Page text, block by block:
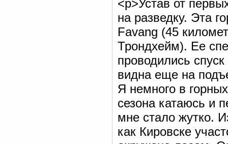
<р>Устав от первых четырех дней катания, мы двинули в Kvitfjell на разведку. Эта гора высотой 1025м находится напротив городка Favang (45 километров севернее Лиллехаммера по шоссе E6 на Трондхейм). Ее специально построили к Олимпиаде 94 года. Там проводились спуск и супергигант у мужчин. Спусковая трасса видна еще на подъезде, километров с пяти. Выглядит это... ойй... Я немного в горных лыжах как-бы типа понимаю, двадцать два сезона катаюсь и первый разряд когда-то имел. Но прям скажем, мне стало жутко. Извилистая и очень крутая трасса (примерно как Кировске участок у трамплинов) со многими перегибами окружена лесом. Она черная на протяжении трех с половиной километров, два участка с тремя ромбами. Выкат проходит над туннелями железной и автодороги. Наверх идет кресло, оно доходит примерно на 2/3 высоты. Там же есть кафешка, строят гостиницу. Еще наверх идет автодорога, но по этому серпантину ехать минут двадцать, если не больше, а кресло доходит за 15 минут. Кстати, на этом подъемнике на креслах есть веревочка (или веревочная лестница) для спуска в случае чего. Наверху стоят четыре бугеля с одной стороны горы, и один с другой, вдоль них есть и сплошь красные, и сплошь зеленые трассы. Поднявшись на двух бугелях, попадаешь к стартовому домику спуска. Да, от верхней станции кресла вниз идет еще просека серпантином — по ней ходят ратраки. Мне неясно, ратрачат там черную трассу или нет. Ратрак на такой уклон может забраться только на лебедке, а если будет спускаться, то водила выпадет из кресла и будет болтаться по лобовому стеклу (если, конечно, не пристегнется ремнем;). <р>Ну вот, приехали мы в Квитфьель на разведку и видим — ба, начинается квалификация Кубка Мира! Народу никого, только телевидение и несколько журналистов. Можно подойти прямо к финишу. Cтартовый протокол висит, а там, елы-палы, Paul Accola (он, кстати, был заявлен, но не приехал), A.J. Kitt, ну и прочие люди той же степени почетности. Ну, скажу я вам, лоси они совершенно конкретные. Килограмм за 90 все, ноги раскачаны -- будьте-нате. Cтрашное дело — большой спорт. На снаряге разных фирм заметны следы ручной работы. Часто встречается красный Salomon с виброгасителями, желто-зеленая Nordica (опять же, со следами ручной работы). Да, спуск они ходят со специальной накладкой вдоль позвоночника и шеи. От России в квалификацию пробился только Андрей Филичкин, и он ехал номера за три от конца, а всего в квалификации было около 60 участников. Он проиграл лучшему времени 1.80, что вселяло надежды на двадцатку. Филичкин раскачанным кабаном вовсе не смотрелся: довольно высокого роста парень лет двадцати. Когда он выехал с финиша, мы обратились к нему по-русски, и он сначала не понял. Потом, когда врубился, чуть со смеху не упал. Ну, типа, говорим, давай, жми в субботу; нас тут восемь человек, мы по горе рассредоточимся и кричать будем. Секунд через сорок сверху слетел